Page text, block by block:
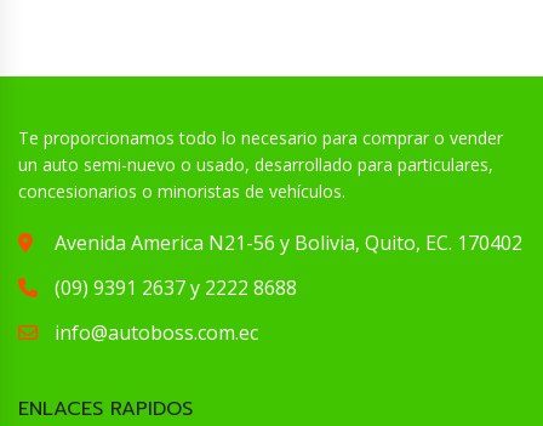
Te proporcionamos todo lo necesario para comprar o vender
un auto semi-nuevo o usado, desarrollado para particulares,
concesionarios o minoristas de vehículos.
Avenida America N21-56 y Bolivia, Quito, EC. 170402
(09) 9391 2637 y 2222 8688
info@autoboss.com.ec
ENLACES RAPIDOS